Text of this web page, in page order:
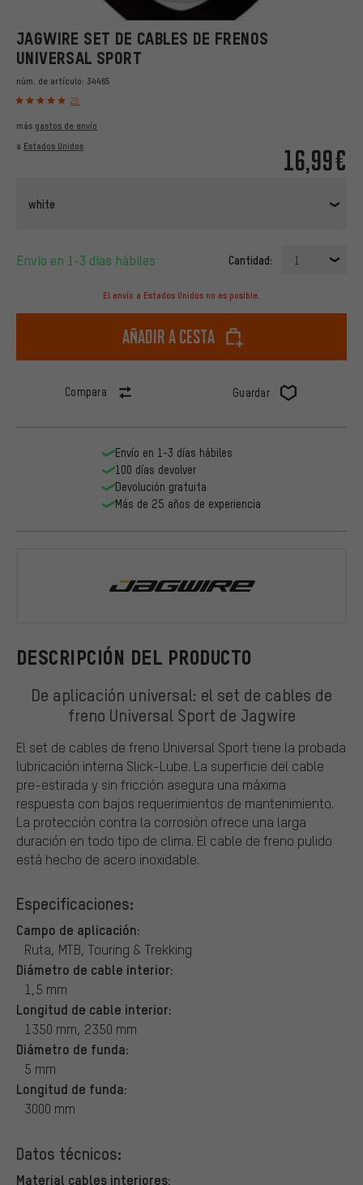
JAGWIRE SET DE CABLES DE FRENOS
UNIVERSAL SPORT
núm. de artículo: 34465
20
16,99€
más gastos de envío
a Estados Unidos
white
Envío en 1-3 días hábiles Cantidad: 1
El envío a Estados Unidos no es posible.
Añadir a cesta
Compara Guardar
DESCRIPCIÓN DEL PRODUCTO
De aplicación universal: el set de cables de
freno Universal Sport de Jagwire
El set de cables de freno Universal Sport tiene la probada
lubricación interna Slick-Lube. La superficie del cable
pre-estirada y sin fricción asegura una máxima
respuesta con bajos requerimientos de mantenimiento.
La protección contra la corrosión ofrece una larga
duración en todo tipo de clima. El cable de freno pulido
está hecho de acero inoxidable.
Especificaciones:
Campo de aplicación:
Ruta, MTB, Touring & Trekking
Diámetro de cable interior:
1,5 mm
Longitud de cable interior:
1350 mm, 2350 mm
Diámetro de funda:
5 mm
Longitud de funda:
3000 mm
Datos técnicos:
Material cables interiores:
Envío en 1-3 días hábiles
100 días devolver
Devolución gratuita
Más de 25 años de experiencia